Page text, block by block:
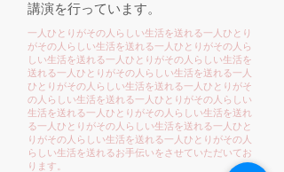
講演を行っています。
一人ひとりがその人らしい生活を送れる一人ひとり
がその人らしい生活を送れる一人ひとりがその人ら
しい生活を送れる一人ひとりがその人らしい生活を
送れる一人ひとりがその人らしい生活を送れる一人
ひとりがその人らしい生活を送れる一人ひとりがそ
の人らしい生活を送れる一人ひとりがその人らしい
生活を送れる一人ひとりがその人らしい生活を送れ
る一人ひとりがその人らしい生活を送れる一人ひと
りがその人らしい生活を送れる一人ひとりがその人
らしい生活を送れるお手伝いをさせていただいてお
ります。